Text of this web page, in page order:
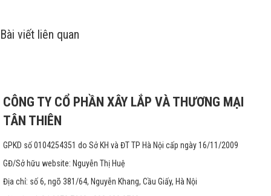
Bài viết liên quan
CÔNG TY CỔ PHẦN XÂY LẮP VÀ THƯƠNG MẠI
TÂN THIÊN
GPKD số 0104254351 do Sở KH và ĐT TP Hà Nội cấp ngày 16/11/2009
GĐ/Sở hữu website: Nguyễn Thị Huệ
Địa chỉ: số 6, ngõ 381/64, Nguyễn Khang, Cầu Giấy, Hà Nội